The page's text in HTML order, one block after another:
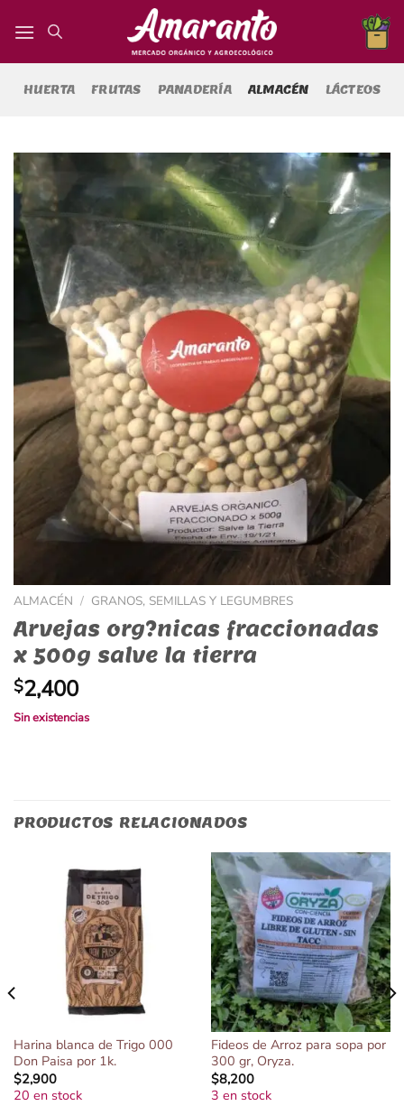
HUERTA FRUTAS PANADERÍA ALMACÉN LÁCTEOS
ALMACÉN / GRANOS, SEMILLAS Y LEGUMBRES
Arvejas org?nicas fraccionadas
x 500g salve la tierra
$2,400
Sin existencias
PRODUCTOS RELACIONADOS
Harina blanca de Trigo 000
Don Paisa por 1k.
$2,900
20 en stock
Fideos de Arroz para sopa por
300 gr, Oryza.
$8,200
3 en stock